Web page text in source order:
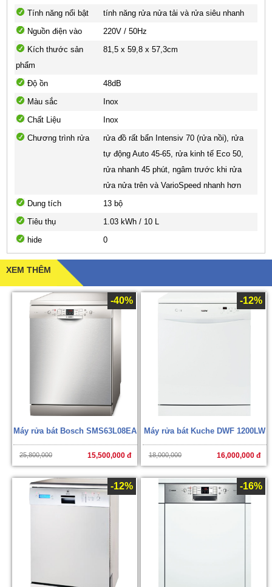
Tính năng nổi bật
tính năng rửa nửa tải và rửa siêu nhanh
Nguồn điện vào
220V / 50Hz
Kích thước sản
phẩm
81,5 x 59,8 x 57,3cm
Độ ồn
48dB
Màu sắc
Inox
Chất Liệu
Inox
Chương trình rửa
rửa đồ rất bẩn Intensiv 70 (rửa nồi), rửa
tự động Auto 45-65, rửa kinh tế Eco 50,
rửa nhanh 45 phút, ngâm trước khi rửa
rửa nửa trên và VarioSpeed nhanh hơn
Dung tích
13 bộ
Tiêu thụ
1.03 kWh / 10 L
hide
0
XEM THÊM
-40%
Máy rửa bát Bosch SMS63L08EA
25,800,000 15,500,000 đ
-12%
Máy rửa bát Kuche DWF 1200LW
18,000,000 16,000,000 đ
-12% -16%